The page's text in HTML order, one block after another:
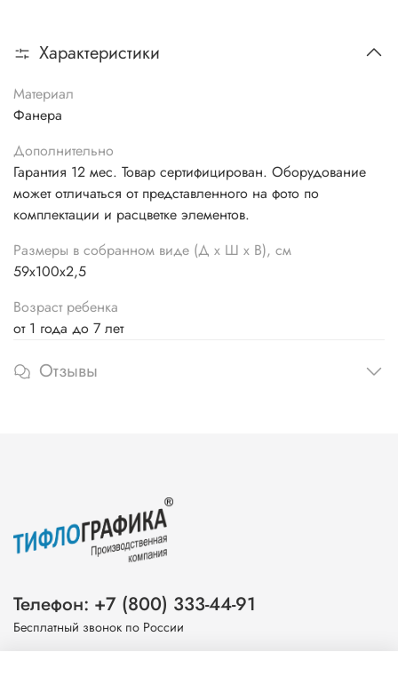
Характеристики
Материал
Фанера
Дополнительно
Гарантия 12 мес. Товар сертифицирован. Оборудование
может отличаться от представленного на фото по
комплектации и расцветке элементов.
Размеры в собранном виде (Д х Ш х В), см
59х100х2,5
Возраст ребенка
от 1 года до 7 лет
Отзывы
Телефон: +7 (800) 333-44-91
Бесплатный звонок по России